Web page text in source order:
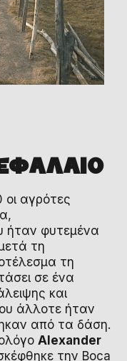
οι αγρότες
ήταν φυτεμένα
τη
τη
σε ένα
και
άλλοτε ήταν
από τα δάση.
Alexander
την Boca